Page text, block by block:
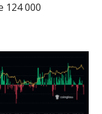
124 000